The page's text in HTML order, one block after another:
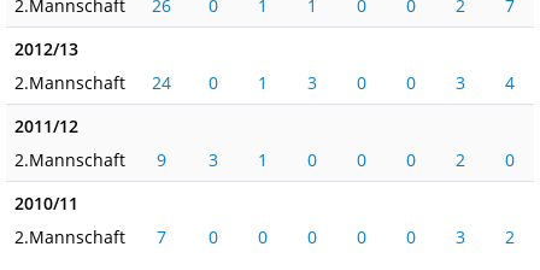
2.Mannschaft
26 0 1 1 0 0 2
7
2012/13
2.Mannschaft
24 0 1 3 0 0 3
4
2011/12
2.Mannschaft
9 3 1 0 0 0 2
0
2010/11
2.Mannschaft
7 0 0 0 0 0 3 2